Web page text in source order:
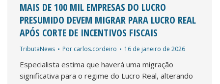
MAIS DE 100 MIL EMPRESAS DO LUCRO
PRESUMIDO DEVEM MIGRAR PARA LUCRO REAL
APÓS CORTE DE INCENTIVOS FISCAIS
TributaNews Por carlos.cordeiro 16 de janeiro de 2026
Especialista estima que haverá uma migração
significativa para o regime do Lucro Real, alterando